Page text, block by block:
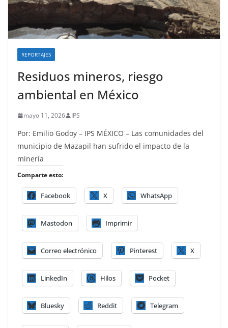
REPORTAJES
Residuos mineros, riesgo
ambiental en México
mayo 11, 2026 IPS
Por: Emilio Godoy – IPS MÉXICO – Las comunidades del
municipio de Mazapil han sufrido el impacto de la
minería
Comparte esto:
Facebook X WhatsApp
Mastodon Imprimir
Correo electrónico Pinterest X
LinkedIn Hilos Pocket
Bluesky Reddit Telegram